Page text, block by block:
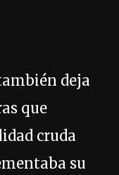
deja
que
cruda
su